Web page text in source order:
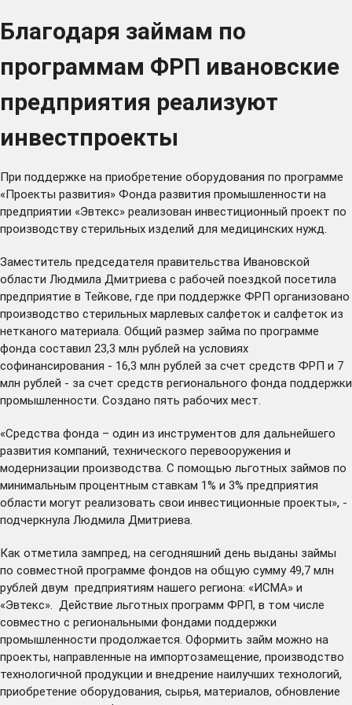
Благодаря займам по
программам ФРП ивановские
предприятия реализуют
инвестпроекты
При поддержке на приобретение оборудования по программе
«Проекты развития» Фонда развития промышленности на
предприятии «Эвтекс» реализован инвестиционный проект по
производству стерильных изделий для медицинских нужд.
Заместитель председателя правительства Ивановской
области Людмила Дмитриева с рабочей поездкой посетила
предприятие в Тейкове, где при поддержке ФРП организовано
производство стерильных марлевых салфеток и салфеток из
нетканого материала. Общий размер займа по программе
фонда составил 23,3 млн рублей на условиях
софинансирования - 16,3 млн рублей за счет средств ФРП и 7
млн рублей - за счет средств регионального фонда поддержки
промышленности. Создано пять рабочих мест.
«Средства фонда – один из инструментов для дальнейшего
развития компаний, технического перевооружения и
модернизации производства. С помощью льготных займов по
минимальным процентным ставкам 1% и 3% предприятия
области могут реализовать свои инвестиционные проекты», -
подчеркнула Людмила Дмитриева.
Как отметила зампред, на сегодняшний день выданы займы
по совместной программе фондов на общую сумму 49,7 млн
рублей двум предприятиям нашего региона: «ИСМА» и
«Эвтекс». Действие льготных программ ФРП, в том числе
совместно с региональными фондами поддержки
промышленности продолжается. Оформить займ можно на
проекты, направленные на импортозамещение, производство
технологичной продукции и внедрение наилучших технологий,
приобретение оборудования, сырья, материалов, обновление